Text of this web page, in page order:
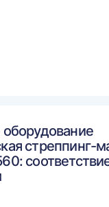
стреппинг-